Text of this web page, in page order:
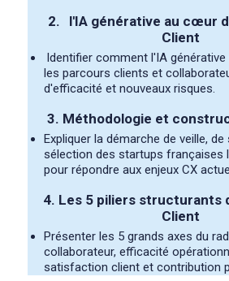
2.
l'IA générative au cœur
Client
Identifier comment l'IA
les parcours clients et
d'efficacité et nouveaux risques.
3. Méthodologie et
Expliquer la démarche de veille,
sélection des startups françaises
pour répondre aux enjeux CX
4. Les 5 piliers structurants
Client
Présenter les 5 grands axes du
collaborateur, efficacité
satisfaction client et contribution